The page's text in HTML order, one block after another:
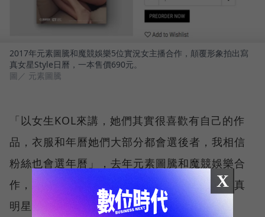
2017年元素圖騰和魔競娛樂5位實況女主播合作，顛覆形象拍出寫
真女星Style日曆，一本售價690元。
圖／ 元素圖騰
「以女生KOL來講，她們其實很喜歡有自己的作
品，衣服和年曆她們大部分都會選後者，我相信
粉絲也會選年曆」，去年元素圖騰和魔競娛樂合
作，透過不同的照片風格，讓實況主化身成寫真
明星，跳出以往形象，讓粉絲眼前一亮。
X